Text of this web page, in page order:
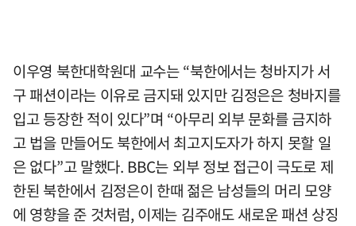
이우영 북한대학원대 교수는 “북한에서는 청바지가 서
구 패션이라는 이유로 금지돼 있지만 김정은은 청바지를
입고 등장한 적이 있다”며 “아무리 외부 문화를 금지하
고 법을 만들어도 북한에서 최고지도자가 하지 못할 일
은 없다”고 말했다. BBC는 외부 정보 접근이 극도로 제
한된 북한에서 김정은이 한때 젊은 남성들의 머리 모양
에 영향을 준 것처럼, 이제는 김주애도 새로운 패션 상징